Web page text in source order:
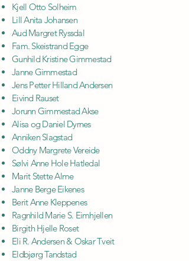
Kjell Otto Solheim
Lill Anita Johansen
Aud Margret Ryssdal
Fam. Skeistrand Egge
Gunhild Kristine Gimmestad
Janne Gimmestad
Jens Petter Hilland Andersen
Eivind Rauset
Jorunn Gimmestad Akse
Alisa og Daniel Dyrnes
Anniken Slagstad
Oddny Margrete Vereide
Sølvi Anne Hole Hatledal
Marit Stette Alme
Janne Berge Eikenes
Berit Anne Kleppenes
Ragnhild Marie S. Eimhjellen
Birgith Hjelle Roset
Eli R. Andersen & Oskar Tveit
Eldbjørg Tandstad